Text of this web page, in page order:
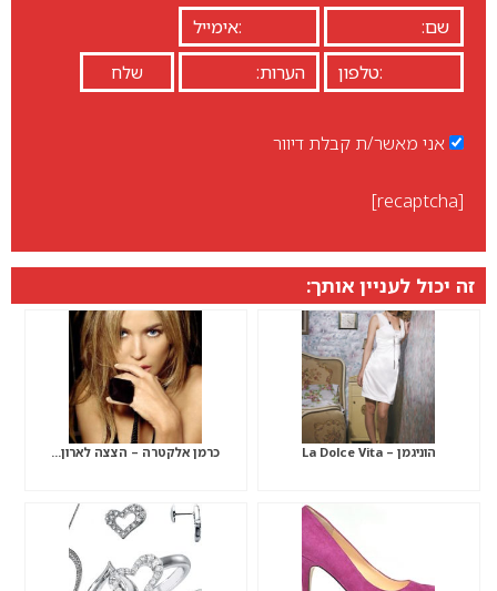
אני מאשר/ת קבלת דיוור
[recaptcha]
זה יכול לעניין אותך:
הוניגמן – La Dolce Vita כרמן אלקטרה – הצצה לארון…